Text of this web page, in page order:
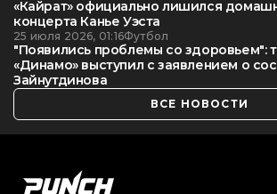
«Кайрат» официально лишился
концерта Канье Уэста
25 июля 2026, 01:16Футбол
"Появились проблемы со здоровьем":
«Динамо» выступил с заявлением о
Зайнутдинова
ВСЕ НОВОСТИ